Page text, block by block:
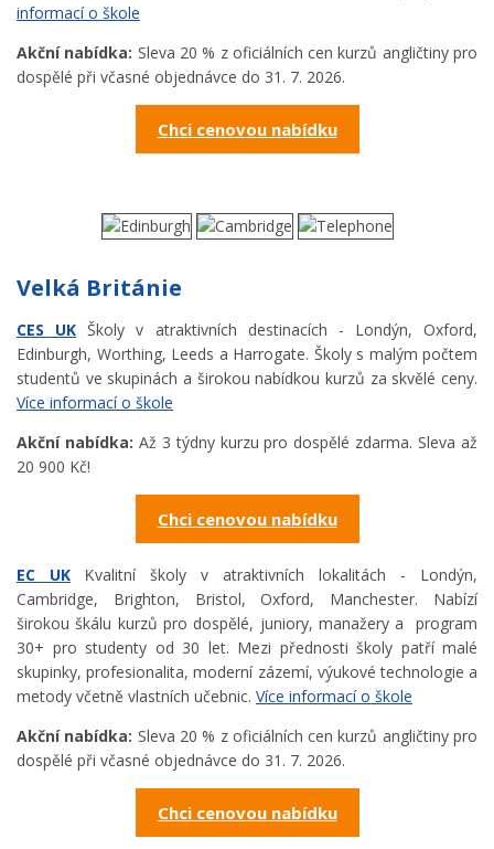
informací o škole
Akční nabídka: Sleva 20 % z oficiálních cen kurzů angličtiny pro
dospělé při včasné objednávce do 31. 7. 2026.
Chci cenovou nabídku
Velká Británie
CES UK Školy v atraktivních destinacích - Londýn, Oxford,
Edinburgh, Worthing, Leeds a Harrogate. Školy s malým počtem
studentů ve skupinách a širokou nabídkou kurzů za skvělé ceny.
Více informací o škole
Akční nabídka: Až 3 týdny kurzu pro dospělé zdarma. Sleva až
20 900 Kč!
Chci cenovou nabídku
EC UK Kvalitní školy v atraktivních lokalitách - Londýn,
Cambridge, Brighton, Bristol, Oxford, Manchester. Nabízí
širokou škálu kurzů pro dospělé, juniory, manažery a program
30+ pro studenty od 30 let. Mezi přednosti školy patří malé
skupinky, profesionalita, moderní zázemí, výukové technologie a
metody včetně vlastních učebnic. Více informací o škole
Akční nabídka: Sleva 20 % z oficiálních cen kurzů angličtiny pro
dospělé při včasné objednávce do 31. 7. 2026.
Chci cenovou nabídku